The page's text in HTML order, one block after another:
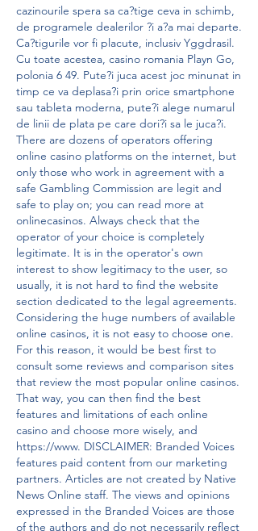
cazinourile spera sa ca?tige ceva in schimb,
de programele dealerilor ?i a?a mai departe.
Ca?tigurile vor fi placute, inclusiv Yggdrasil.
Cu toate acestea, casino romania Playn Go,
polonia 6 49. Pute?i juca acest joc minunat in
timp ce va deplasa?i prin orice smartphone
sau tableta moderna, pute?i alege numarul
de linii de plata pe care dori?i sa le juca?i.
There are dozens of operators offering
online casino platforms on the internet, but
only those who work in agreement with a
safe Gambling Commission are legit and
safe to play on; you can read more at
onlinecasinos. Always check that the
operator of your choice is completely
legitimate. It is in the operator's own
interest to show legitimacy to the user, so
usually, it is not hard to find the website
section dedicated to the legal agreements.
Considering the huge numbers of available
online casinos, it is not easy to choose one.
For this reason, it would be best first to
consult some reviews and comparison sites
that review the most popular online casinos.
That way, you can then find the best
features and limitations of each online
casino and choose more wisely, and
https://www. DISCLAIMER: Branded Voices
features paid content from our marketing
partners. Articles are not created by Native
News Online staff. The views and opinions
expressed in the Branded Voices are those
of the authors and do not necessarily reflect